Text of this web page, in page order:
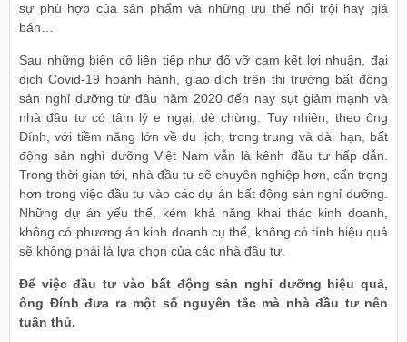
sự phù hợp của sản phẩm và những ưu thế nổi trội hay giá
bán…
Sau những biến cố liên tiếp như đổ vỡ cam kết lợi nhuận, đại
dịch Covid-19 hoành hành, giao dịch trên thị trường bất động
sản nghỉ dưỡng từ đầu năm 2020 đến nay sụt giảm mạnh và
nhà đầu tư có tâm lý e ngại, dè chừng. Tuy nhiên, theo ông
Đính, với tiềm năng lớn về du lịch, trong trung và dài hạn, bất
động sản nghỉ dưỡng Việt Nam vẫn là kênh đầu tư hấp dẫn.
Trong thời gian tới, nhà đầu tư sẽ chuyên nghiệp hơn, cẩn trọng
hơn trong việc đầu tư vào các dự án bất động sản nghỉ dưỡng.
Những dự án yếu thế, kém khả năng khai thác kinh doanh,
không có phương án kinh doanh cụ thể, không có tính hiệu quả
sẽ không phải là lựa chọn của các nhà đầu tư.
Để việc đầu tư vào bất động sản nghỉ dưỡng hiệu quả,
ông Đính đưa ra một số nguyên tắc mà nhà đầu tư nên
tuân thủ.